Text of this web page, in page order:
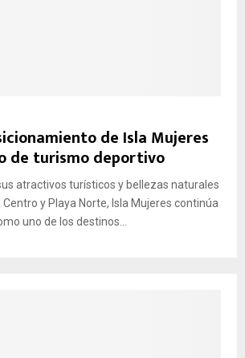
de Isla Mujeres
de turismo deportivo
atractivos turísticos y bellezas naturales
y Playa Norte, Isla Mujeres continúa
uno de los destinos...